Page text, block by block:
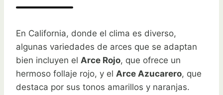
En California, donde el clima es diverso,
algunas variedades de arces que se adaptan
bien incluyen el Arce Rojo, que ofrece un
hermoso follaje rojo, y el Arce Azucarero, que
destaca por sus tonos amarillos y naranjas.